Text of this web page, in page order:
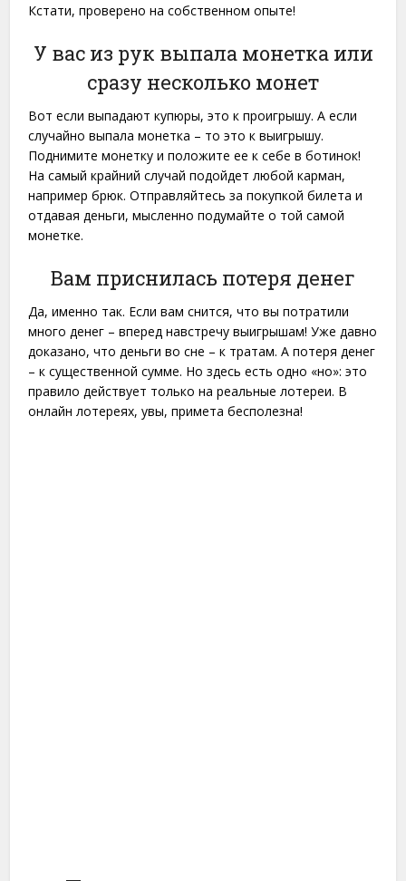
Кстати, проверено на собственном опыте!
У вас из рук выпала монетка или
сразу несколько монет
Вот если выпадают купюры, это к проигрышу. А если
случайно выпала монетка – то это к выигрышу.
Поднимите монетку и положите ее к себе в ботинок!
На самый крайний случай подойдет любой карман,
например брюк. Отправляйтесь за покупкой билета и
отдавая деньги, мысленно подумайте о той самой
монетке.
Вам приснилась потеря денег
Да, именно так. Если вам снится, что вы потратили
много денег – вперед навстречу выигрышам! Уже давно
доказано, что деньги во сне – к тратам. А потеря денег
– к существенной сумме. Но здесь есть одно «но»: это
правило действует только на реальные лотереи. В
онлайн лотереях, увы, примета бесполезна!